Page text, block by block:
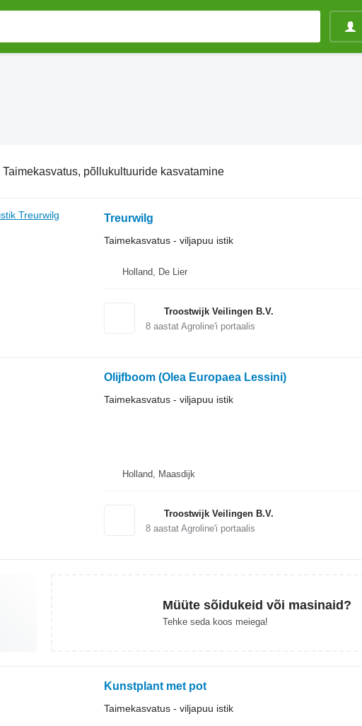
Taimekasvatus, põllukultuuride kasvatamine
Treurwilg
Taimekasvatus - viljapuu istik
Holland, De Lier
Troostwijk Veilingen B.V.
8aastat Agroline'i portaalis
Olijfboom (Olea Europaea Lessini)
Taimekasvatus - viljapuu istik
Holland, Maasdijk
Troostwijk Veilingen B.V.
8aastat Agroline'i portaalis
Müüte sõidukeid või masinaid?
Tehke seda koos meiega!
Kunstplant met pot
Taimekasvatus - viljapuu istik